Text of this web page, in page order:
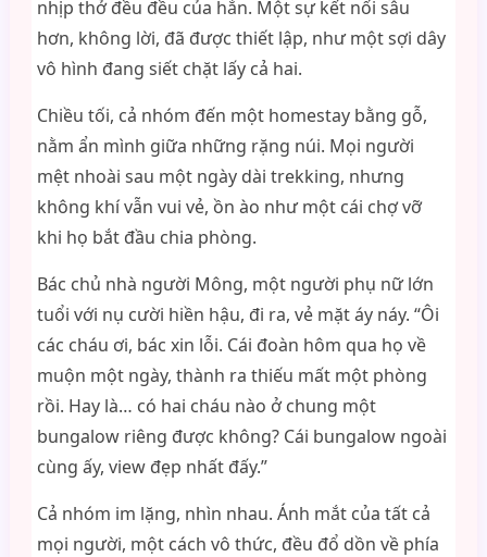
nhịp thở đều đều của hắn. Một sự kết nối sâu
hơn, không lời, đã được thiết lập, như một sợi dây
vô hình đang siết chặt lấy cả hai.
Chiều tối, cả nhóm đến một homestay bằng gỗ,
nằm ẩn mình giữa những rặng núi. Mọi người
mệt nhoài sau một ngày dài trekking, nhưng
không khí vẫn vui vẻ, ồn ào như một cái chợ vỡ
khi họ bắt đầu chia phòng.
Bác chủ nhà người Mông, một người phụ nữ lớn
tuổi với nụ cười hiền hậu, đi ra, vẻ mặt áy náy. “Ôi
các cháu ơi, bác xin lỗi. Cái đoàn hôm qua họ về
muộn một ngày, thành ra thiếu mất một phòng
rồi. Hay là… có hai cháu nào ở chung một
bungalow riêng được không? Cái bungalow ngoài
cùng ấy, view đẹp nhất đấy.”
Cả nhóm im lặng, nhìn nhau. Ánh mắt của tất cả
mọi người, một cách vô thức, đều đổ dồn về phía